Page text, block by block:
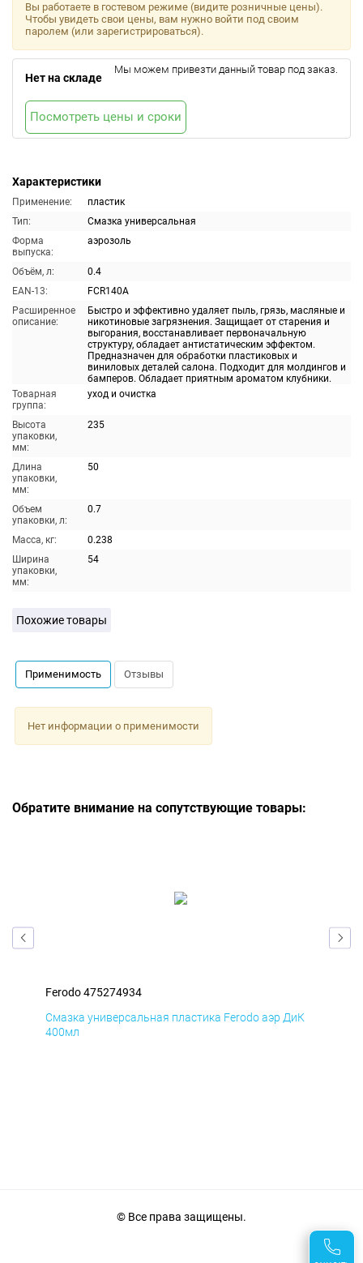
Характеристики
Применение:
пластик
Тип:
Смазка универсальная
Форма
выпуска:
аэрозоль
Объём, л:
0.4
EAN-13:
FCR140A
Расширенное
описание:
Быстро и эффективно удаляет пыль, грязь, масляные и
никотиновые загрязнения. Защищает от старения и
выгорания, восстанавливает первоначальную
структуру, обладает антистатическим эффектом.
Предназначен для обработки пластиковых и
виниловых деталей салона. Подходит для молдингов и
бамперов. Обладает приятным ароматом клубники.
Товарная
группа:
уход и очистка
Высота
упаковки,
мм:
235
Длина
упаковки,
мм:
50
Объем
упаковки, л:
0.7
Масса, кг:
0.238
Ширина
упаковки,
мм:
54
Вы работаете в гостевом режиме (видите розничные цены).
Чтобы увидеть свои цены, вам нужно войти под своим
паролем (или зарегистрироваться).
Нет на складе
Мы можем привезти данный товар под заказ.
Посмотреть цены и сроки
Похожие товары
Применимость Отзывы
Нет информации о применимости
Обратите внимание на сопутствующие товары:
Ferodo 475274934
Смазка универсальная пластика Ferodo аэр ДиК
400мл
© Все права защищены.